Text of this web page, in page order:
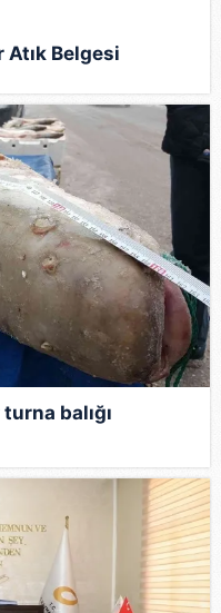
Atık Belgesi
balığı